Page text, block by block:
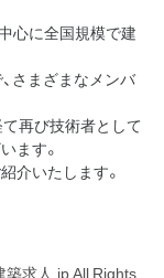
心に全国規模で建
さまざまなメンバ
て再び技術者として
ます。
介いたします。
求人.jp All Rights